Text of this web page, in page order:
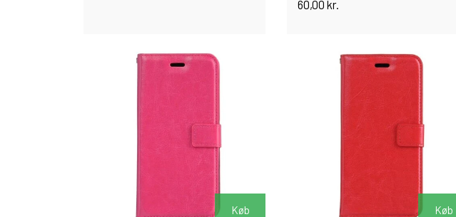
60,00 kr.
Køb Køb